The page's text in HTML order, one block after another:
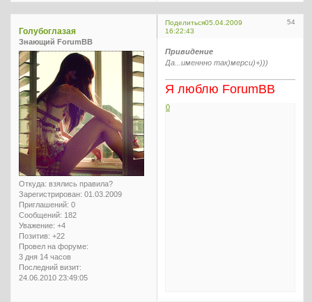
Поделиться 54
05.04.2009
16:22:43
Голубоглазая
Знающий ForumBB
Откуда: взялись правила?
Зарегистрирован: 01.03.2009
Приглашений: 0
Сообщений: 182
Уважение: +4
Позитив: +22
Провел на форуме:
3 дня 14 часов
Последний визит:
24.06.2010 23:49:05
Привидение
Да...именнно так)мерси)+)))
Я люблю ForumBB
0